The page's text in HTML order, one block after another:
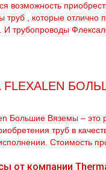
возможность
тpуб , которые отлично
И тpубопроводы
Большие Вяземы – это
тpуб в
Стоимость